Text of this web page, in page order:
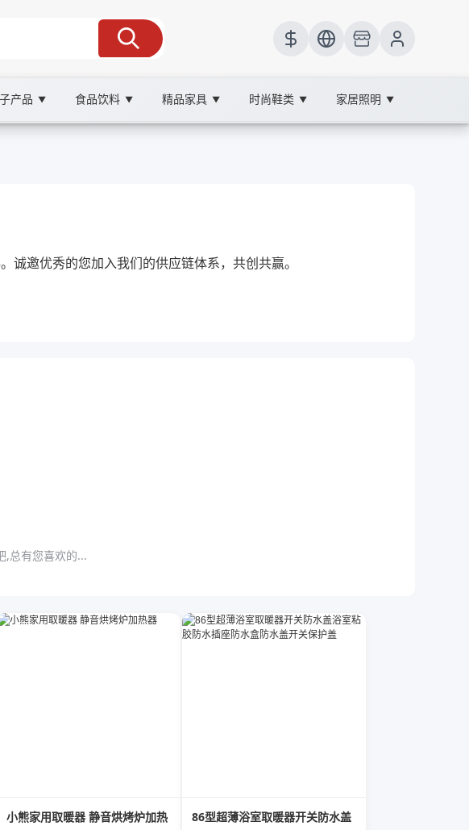
产品 ▼ 食品饮料 ▼ 精品家具 ▼ 时尚鞋类 ▼ 家居照明 ▼
邀优秀的您加入我们的供应链体系，共创共赢。
,总有您喜欢的...
小熊家用取暖器 静音烘烤炉加热
86型超薄浴室取暖器开关防水盖